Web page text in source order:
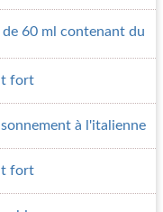
60 ml contenant du
fort
à l'italienne
fort